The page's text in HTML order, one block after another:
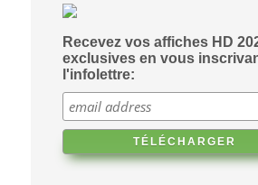
Recevez vos affiches HD
exclusives en vous
l'infolettre: